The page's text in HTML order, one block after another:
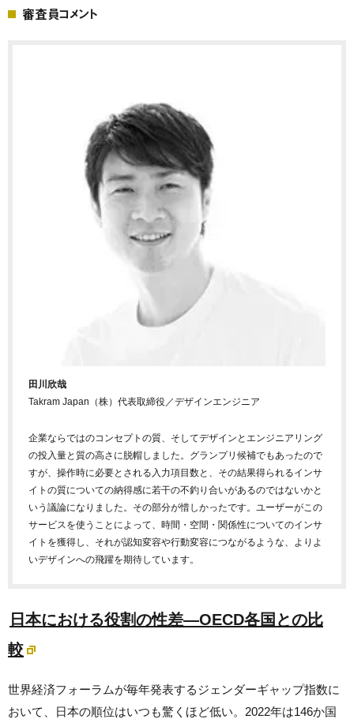
審査員コメント
田川欣哉
Takram Japan（株）代表取締役／デザインエンジニア
企業ならではのコンセプトの質、そしてデザインとエンジニアリング
の投入量と質の高さに脱帽しました。グランプリ候補でもあったので
すが、操作時に必要とされる入力項目数と、その結果得られるインサ
イトの質についての納得感に若干の不釣り合いがあるのではないかと
いう議論になりました。その部分が惜しかったです。ユーザーがこの
サービスを使うことによって、時間・空間・関係性についてのインサ
イトを獲得し、それが認知変容や行動変容につながるような、よりよ
いデザインへの飛躍を期待しています。
日本における役割の性差―OECD各国との比
較
世界経済フォーラムが毎年発表するジェンダーギャップ指数に
おいて、日本の順位はいつも驚くほど低い。2022年は146か国